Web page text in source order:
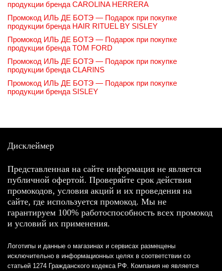
продукции бренда CAROLINA HERRERA
Промокод ИЛЬ ДЕ БОТЭ — Подарок при покупке
продукции бренда HAIR RITUEL BY SISLEY
Промокод ИЛЬ ДЕ БОТЭ — Подарок при покупке
продукции бренда TOM FORD
Промокод ИЛЬ ДЕ БОТЭ — Подарок при покупке
продукции бренда CLARINS
Промокод ИЛЬ ДЕ БОТЭ — Подарок при покупке
продукции бренда SISLEY
Дисклеймер
Представленная на сайте информация не является
публичной офертой. Проверяйте срок действия
промокодов, условия акций и их проведения на
сайте, где используется промокод. Мы не
гарантируем 100% работоспособность всех промокод
и условий их применения.
Логотипы и данные о магазинах и сервисах размещены
исключительно в информационных целях в соответствии со
статьей 1274 Гражданского кодекса РФ. Компания не является